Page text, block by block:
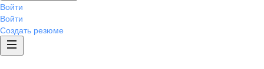
Войти
Войти
Создать резюме